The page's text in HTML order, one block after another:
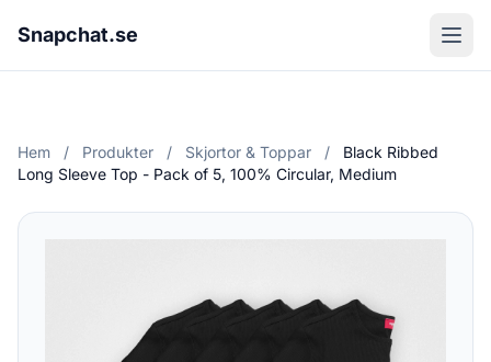
Snapchat.se
Hem / Produkter / Skjortor & Toppar /
Black Ribbed
Long Sleeve Top - Pack of 5, 100% Circular, Medium